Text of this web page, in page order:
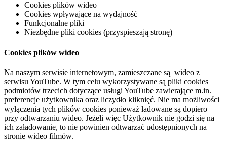
Cookies plików wideo
Cookies wpływające na wydajność
Funkcjonalne pliki
Niezbędne pliki cookies (przyspieszają stronę)
Cookies plików wideo
Na naszym serwisie internetowym, zamieszczane są wideo z
serwisu YouTube. W tym celu wykorzystywane są pliki cookies
podmiotów trzecich dotyczące usługi YouTube zawierające m.in.
preferencje użytkownika oraz liczydło kliknięć. Nie ma możliwości
wyłączenia tych plików cookies ponieważ ładowane są dopiero
przy odtwarzaniu wideo. Jeżeli więc Użytkownik nie godzi się na
ich załadowanie, to nie powinien odtwarzać udostępnionych na
stronie wideo filmów.